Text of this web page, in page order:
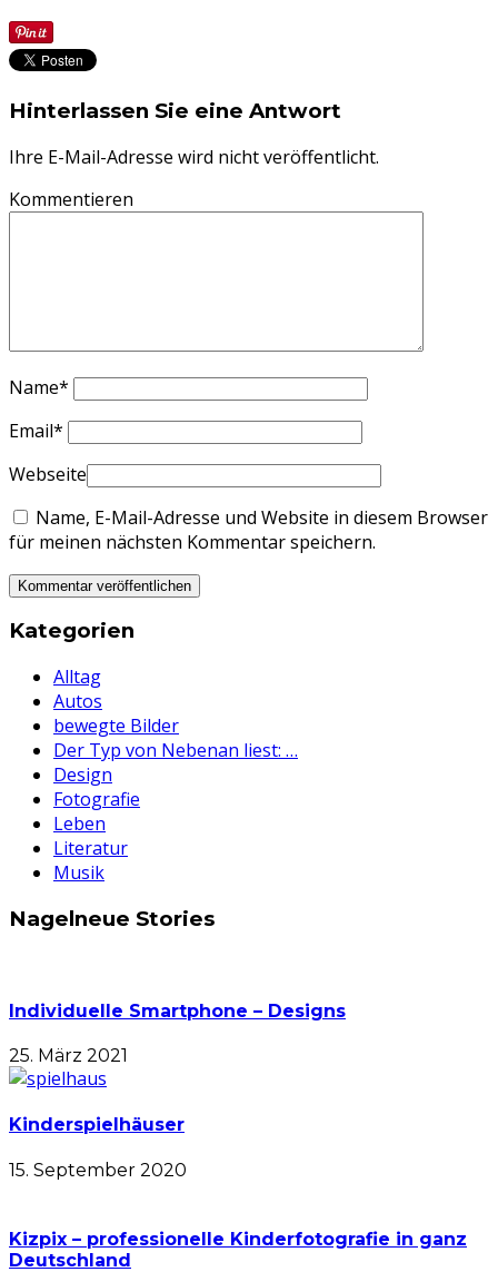
Hinterlassen Sie eine Antwort
Ihre E-Mail-Adresse wird nicht veröffentlicht.
Kommentieren
Name*
Email*
Webseite
Name, E-Mail-Adresse und Website in diesem Browser
für meinen nächsten Kommentar speichern.
Kategorien
Alltag
Autos
bewegte Bilder
Der Typ von Nebenan liest: …
Design
Fotografie
Leben
Literatur
Musik
Nagelneue Stories
Individuelle Smartphone – Designs
25. März 2021
Kinderspielhäuser
15. September 2020
Kizpix – professionelle Kinderfotografie in ganz
Deutschland